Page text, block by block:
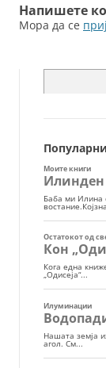
Напишете
Мора да се
за:
Популарни